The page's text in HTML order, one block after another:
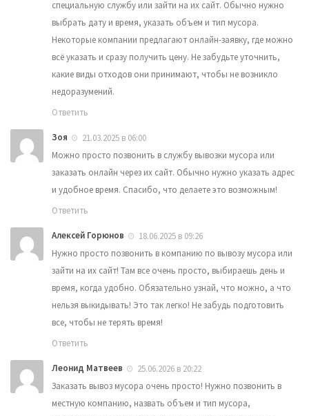
специальную службу или зайти на их сайт. Обычно нужно
выбрать дату и время, указать объем и тип мусора.
Некоторые компании предлагают онлайн-заявку, где можно
всё указать и сразу получить цену. Не забудьте уточнить,
какие виды отходов они принимают, чтобы не возникло
недоразумений.
Ответить
Зоя
21.03.2025 в 06:00
Можно просто позвонить в службу вывозки мусора или
заказать онлайн через их сайт. Обычно нужно указать адрес
и удобное время. Спасибо, что делаете это возможным!
Ответить
Алексей Горюнов
18.06.2025 в 09:26
Нужно просто позвонить в компанию по вывозу мусора или
зайти на их сайт! Там все очень просто, выбираешь день и
время, когда удобно. Обязательно узнай, что можно, а что
нельзя выкидывать! Это так легко! Не забудь подготовить
все, чтобы не терять время!
Ответить
Леонид Матвеев
25.06.2026 в 20:22
Заказать вывоз мусора очень просто! Нужно позвонить в
местную компанию, назвать объем и тип мусора,